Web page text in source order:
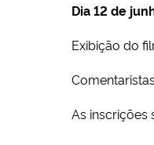
Dia 12 de
Exibição do
As inscrições